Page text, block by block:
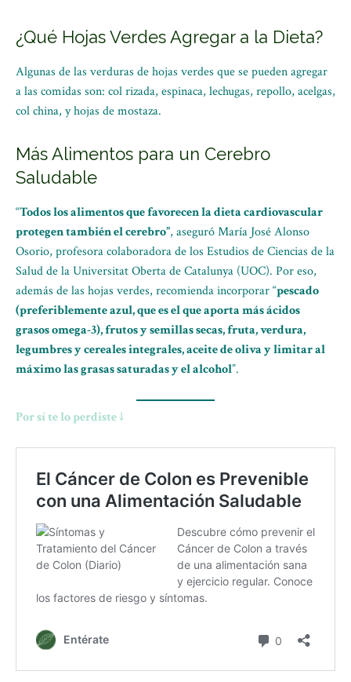
¿Qué Hojas Verdes Agregar a la Dieta?
Algunas de las verduras de hojas verdes que se pueden agregar
a las comidas son: col rizada, espinaca, lechugas, repollo, acelgas,
col china, y hojas de mostaza.
Más Alimentos para un Cerebro
Saludable
“Todos los alimentos que favorecen la dieta cardiovascular
protegen también el cerebro”, aseguró María José Alonso
Osorio, profesora colaboradora de los Estudios de Ciencias de la
Salud de la Universitat Oberta de Catalunya (UOC). Por eso,
además de las hojas verdes, recomienda incorporar “pescado
(preferiblemente azul, que es el que aporta más ácidos
grasos omega-3), frutos y semillas secas, fruta, verdura,
legumbres y cereales integrales, aceite de oliva y limitar al
máximo las grasas saturadas y el alcohol”.
Por sí te lo perdiste ↓